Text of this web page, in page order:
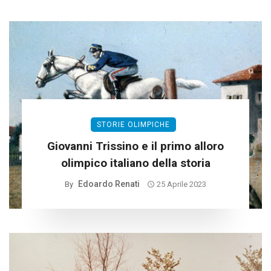
STORIE OLIMPICHE
Giovanni Trissino e il primo alloro
olimpico italiano della storia
By Edoardo Renati 25 Aprile 2023